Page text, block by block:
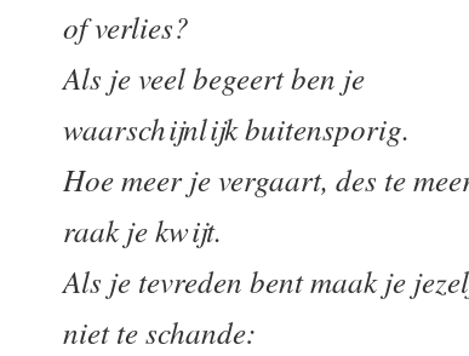
of verlies?
Als je veel begeert ben je
waarschijnlijk buitensporig.
Hoe meer je vergaart, des te
raak je kwijt.
Als je tevreden bent maak je
niet te schande: